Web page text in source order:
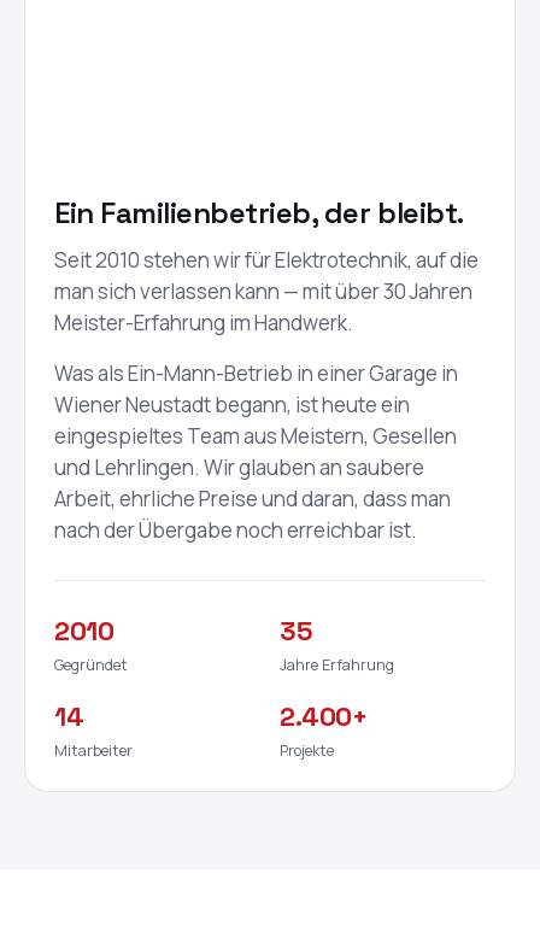
Ein Familienbetrieb, der bleibt.
Seit 2010 stehen wir für Elektrotechnik, auf die
man sich verlassen kann — mit über 30 Jahren
Meister-Erfahrung im Handwerk.
Was als Ein-Mann-Betrieb in einer Garage in
Wiener Neustadt begann, ist heute ein
eingespieltes Team aus Meistern, Gesellen
und Lehrlingen. Wir glauben an saubere
Arbeit, ehrliche Preise und daran, dass man
nach der Übergabe noch erreichbar ist.
2010
Gegründet
35
Jahre Erfahrung
14
Mitarbeiter
2.400+
Projekte